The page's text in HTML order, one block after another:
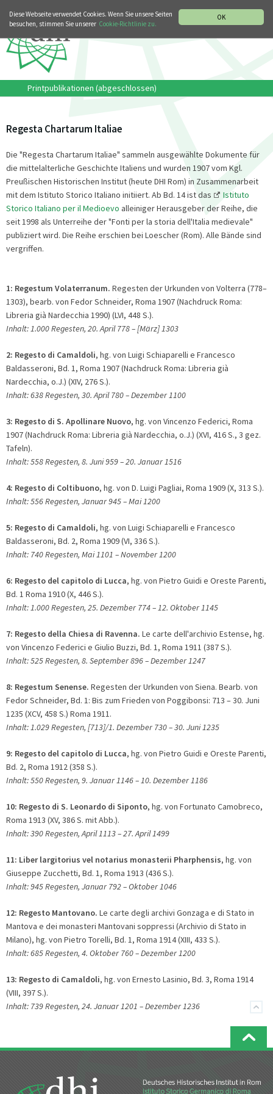
OK
Diese Webseite verwendet Cookies. Wenn Sie unsere Seiten
besuchen, stimmen Sie unserer Cookie-Richtlinie zu.
Printpublikationen (abgeschlossen)
Regesta Chartarum Italiae
Die "Regesta Chartarum Italiae" sammeln ausgewählte Dokumente für
die mittelalterliche Geschichte Italiens und wurden 1907 vom Kgl.
Preußischen Historischen Institut (heute DHI Rom) in Zusammenarbeit
mit dem Istituto Storico Italiano initiiert. Ab Bd. 14 ist das
Istituto
Storico Italiano per il Medioevo alleiniger Herausgeber der Reihe, die
seit 1998 als Unterreihe der "Fonti per la storia dell'Italia medievale"
publiziert wird. Die Reihe erschien bei Loescher (Rom). Alle Bände sind
vergriffen.
1: Regestum Volaterranum. Regesten der Urkunden von Volterra (778–
1303), bearb. von Fedor Schneider, Roma 1907 (Nachdruck Roma:
Libreria già Nardecchia 1990) (LVI, 448 S.).
Inhalt: 1.000 Regesten, 20. April 778 – [März] 1303
2: Regesto di Camaldoli, hg. von Luigi Schiaparelli e Francesco
Baldasseroni, Bd. 1, Roma 1907 (Nachdruck Roma: Libreria già
Nardecchia, o.J.) (XIV, 276 S.).
Inhalt: 638 Regesten, 30. April 780– Dezember 1100
3: Regesto di S. Apollinare Nuovo, hg. von Vincenzo Federici, Roma
1907 (Nachdruck Roma: Libreria già Nardecchia, o.J.) (XVI, 416 S., 3 gez.
Tafeln).
Inhalt: 558 Regesten, 8. Juni 959– 20. Januar 1516
4: Regesto di Coltibuono, hg. von D. Luigi Pagliai, Roma 1909 (X, 313 S.).
Inhalt: 556 Regesten, Januar 945– Mai 1200
5: Regesto di Camaldoli, hg. von Luigi Schiaparelli e Francesco
Baldasseroni, Bd. 2, Roma 1909 (VI, 336 S.).
Inhalt: 740 Regesten, Mai 1101 – November 1200
6: Regesto del capitolo di Lucca, hg. von Pietro Guidi e Oreste Parenti,
Bd. 1 Roma 1910 (X, 446 S.).
Inhalt: 1.000 Regesten, 25. Dezember 774– 12. Oktober 1145
7: Regesto della Chiesa di Ravenna. Le carte dell'archivio Estense, hg.
von Vincenzo Federici e Giulio Buzzi, Bd. 1, Roma 1911 (387 S.).
Inhalt: 525 Regesten, 8. September 896– Dezember 1247
8: Regestum Senense. Regesten der Urkunden von Siena. Bearb. von
Fedor Schneider, Bd. 1: Bis zum Frieden von Poggibonsi: 713 – 30. Juni
1235 (XCV, 458 S.) Roma 1911.
Inhalt: 1.029 Regesten, [713]/1. Dezember 730– 30. Juni 1235
9: Regesto del capitolo di Lucca, hg. von Pietro Guidi e Oreste Parenti,
Bd. 2, Roma 1912 (358 S.).
Inhalt: 550 Regesten, 9. Januar 1146– 10. Dezember 1186
10: Regesto di S. Leonardo di Siponto, hg. von Fortunato Camobreco,
Roma 1913 (XV, 386 S. mit Abb.).
Inhalt: 390 Regesten, April 1113–27. April 1499
11: Liber largitorius vel notarius monasterii Pharphensis, hg. von
Giuseppe Zucchetti, Bd. 1, Roma 1913 (436 S.).
Inhalt: 945 Regesten, Januar 792– Oktober 1046
12: Regesto Mantovano. Le carte degli archivi Gonzaga e di Stato in
Mantova e dei monasteri Mantovani soppressi (Archivio di Stato in
Milano), hg. von Pietro Torelli, Bd. 1, Roma 1914 (XIII, 433 S.).
Inhalt: 685 Regesten, 4. Oktober 760– Dezember 1200
13: Regesto di Camaldoli, hg. von Ernesto Lasinio, Bd. 3, Roma 1914
(VIII, 397 S.).
Inhalt: 739 Regesten, 24. Januar 1201 – Dezember 1236